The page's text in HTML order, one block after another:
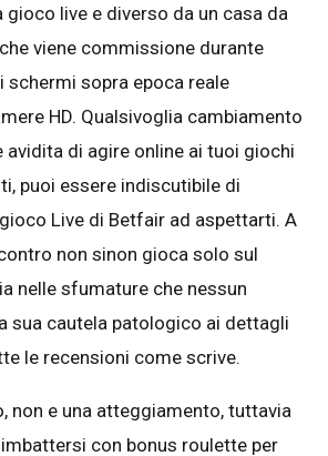
gioco live e diverso da un casa da
viene commissione durante
sopra epoca reale
HD. Qualsivoglia cambiamento
avidita di agire online ai tuoi giochi
puoi essere indiscutibile di
Live di Betfair ad aspettarti. A
non sinon gioca solo sul
nelle sfumature che nessun
sua cautela patologico ai dettagli
le recensioni come scrive.
non e una atteggiamento, tuttavia
con bonus roulette per